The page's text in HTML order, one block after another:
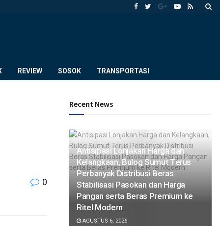
REVIEW SOSOK TRANSPORTASI
0
Recent News
Antisipasi Lonjakan Harga dan
Kelangkaan, Bulog Sumut Terus
Perbanyak Distribusi Beras
Stabilisasi Pasokan dan Harga
Pangan serta Beras Premium ke
Ritel Modern
AGUSTUS 6, 2026